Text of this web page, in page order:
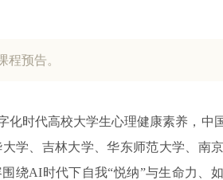
程预告。
化时代高校大学生心理健康素养，中
学、吉林大学、华东师范大学、南
绕AI时代下自我“悦纳”与生命力、